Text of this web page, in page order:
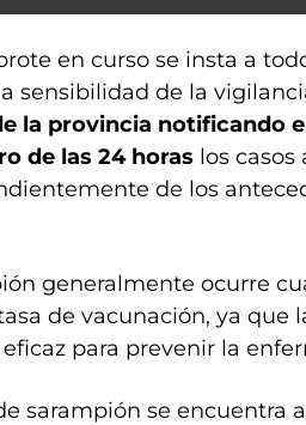
en curso se insta a
sensibilidad de la
la provincia notificando
de las 24 horas los
de los
generalmente ocurre
de vacunación, ya que
para prevenir la
sarampión se encuentra